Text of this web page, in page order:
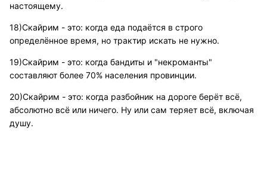
настоящему.
18)Скайрим - это: когда еда подаётся в строго
определённое время, но трактир искать не нужно.
19)Скайрим - это: когда бандиты и "некроманты"
составляют более 70% населения провинции.
20)Скайрим - это: когда разбойник на дороге берёт всё,
абсолютно всё или ничего. Ну или сам теряет всё, включая
душу.